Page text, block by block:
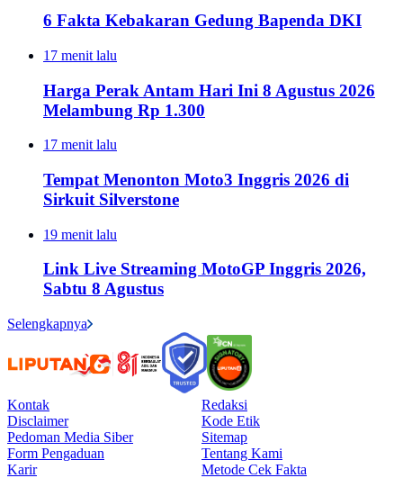
6 Fakta Kebakaran Gedung Bapenda DKI
17 menit lalu
Harga Perak Antam Hari Ini 8 Agustus 2026
Melambung Rp 1.300
17 menit lalu
Tempat Menonton Moto3 Inggris 2026 di
Sirkuit Silverstone
19 menit lalu
Link Live Streaming MotoGP Inggris 2026,
Sabtu 8 Agustus
Selengkapnya
Kontak
Redaksi
Disclaimer
Kode Etik
Pedoman Media Siber
Sitemap
Form Pengaduan
Tentang Kami
Karir
Metode Cek Fakta